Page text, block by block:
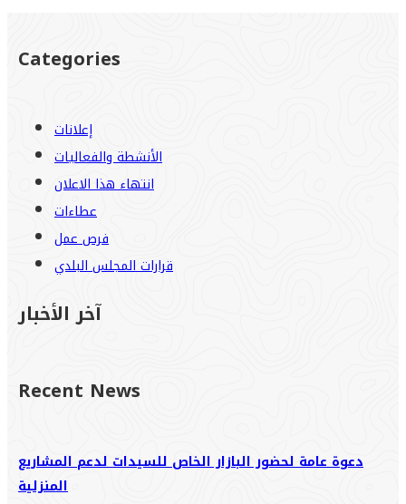
Categories
إعلانات
الأنشطة والفعاليات
انتهاء هذا الاعلان
عطاءات
فرص عمل
قرارات المجلس البلدي
آخر الأخبار
Recent News
دعوة عامة لحضور البازار الخاص للسيدات لدعم المشاريع
المنزلية